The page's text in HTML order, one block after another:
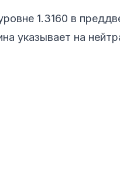
1.3160 в
указывает на